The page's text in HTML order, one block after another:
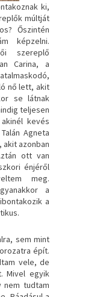
ki,
múltját
Őszintén
képzelni.
szereplő
Carina, a
nő lett, akit
se látnak
teljesen
kevés
Agneta
akit azonban
ott van
énjéről
meg.
a
a
sem mint
épít.
vele, de
Mivel egyik
nem tudtam